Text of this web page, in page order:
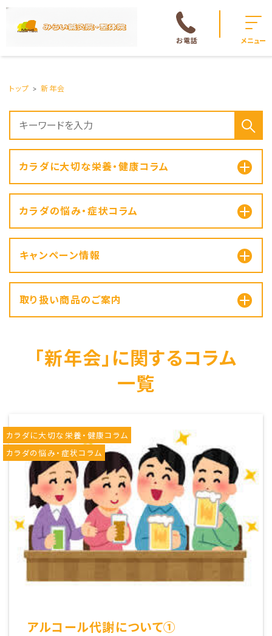
お電話 メニュー
トップ 新年会
カラダに大切な栄養・健康コラム
カラダの悩み・症状コラム
キャンペーン情報
取り扱い商品のご案内
「新年会」に関するコラム
一覧
アルコール代謝について①
カラダに大切な栄養・健康コラム
カラダの悩み・症状コラム